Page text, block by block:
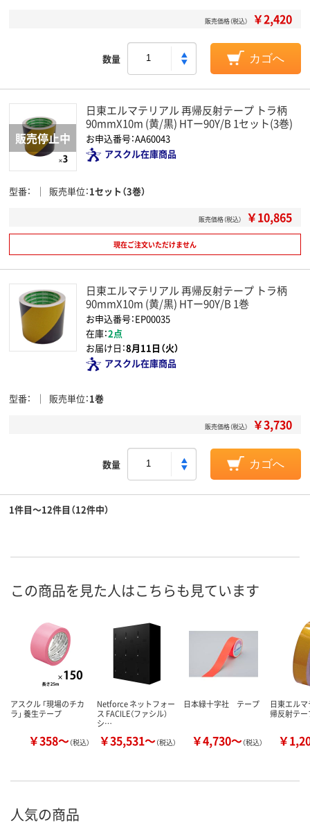
販売価格（税込） ￥2,420
数量 カゴへ
日東エルマテリアル 再帰反射テープ トラ柄
90mmX10m (黄/黒) HTー90Y/B 1セット(3巻)
お申込番号：AA60043
アスクル在庫商品
型番 販売単位 1セット（3巻）
販売価格（税込） ￥10,865
現在ご注文いただけません
日東エルマテリアル 再帰反射テープ トラ柄
90mmX10m (黄/黒) HTー90Y/B 1巻
お申込番号：EP00035
在庫：2点
お届け日：8月11日（火）
アスクル在庫商品
型番 販売単位 1巻
販売価格（税込） ￥3,730
数量 カゴへ
1件目～12件目（12件中）
この商品を見た人はこちらも見ています
アスクル 「現場のチカ
ラ」 養生テープ
￥358～（税込）
Netforce ネットフォー
ス FACILE（ファシル）
シ…
￥35,531～（税込）
日本緑十字社 テープ
￥4,730～（税込）
日東エル
帰反射テー
￥
人気の商品